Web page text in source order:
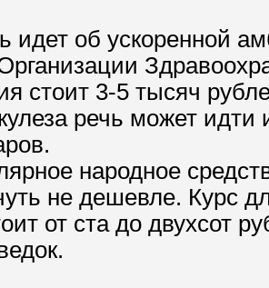
идет об ускоренной
стоит 3-5 тысяч
речь может идти
народное
не дешевле. Курс
от ста до двухсот